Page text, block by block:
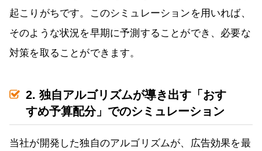
起こりがちです。このシミュレーションを用いれば、
そのような状況を早期に予測することができ、必要な
対策を取ることができます。
2. 独自アルゴリズムが導き出す「おす
すめ予算配分」でのシミュレーション
当社が開発した独自のアルゴリズムが、広告効果を最